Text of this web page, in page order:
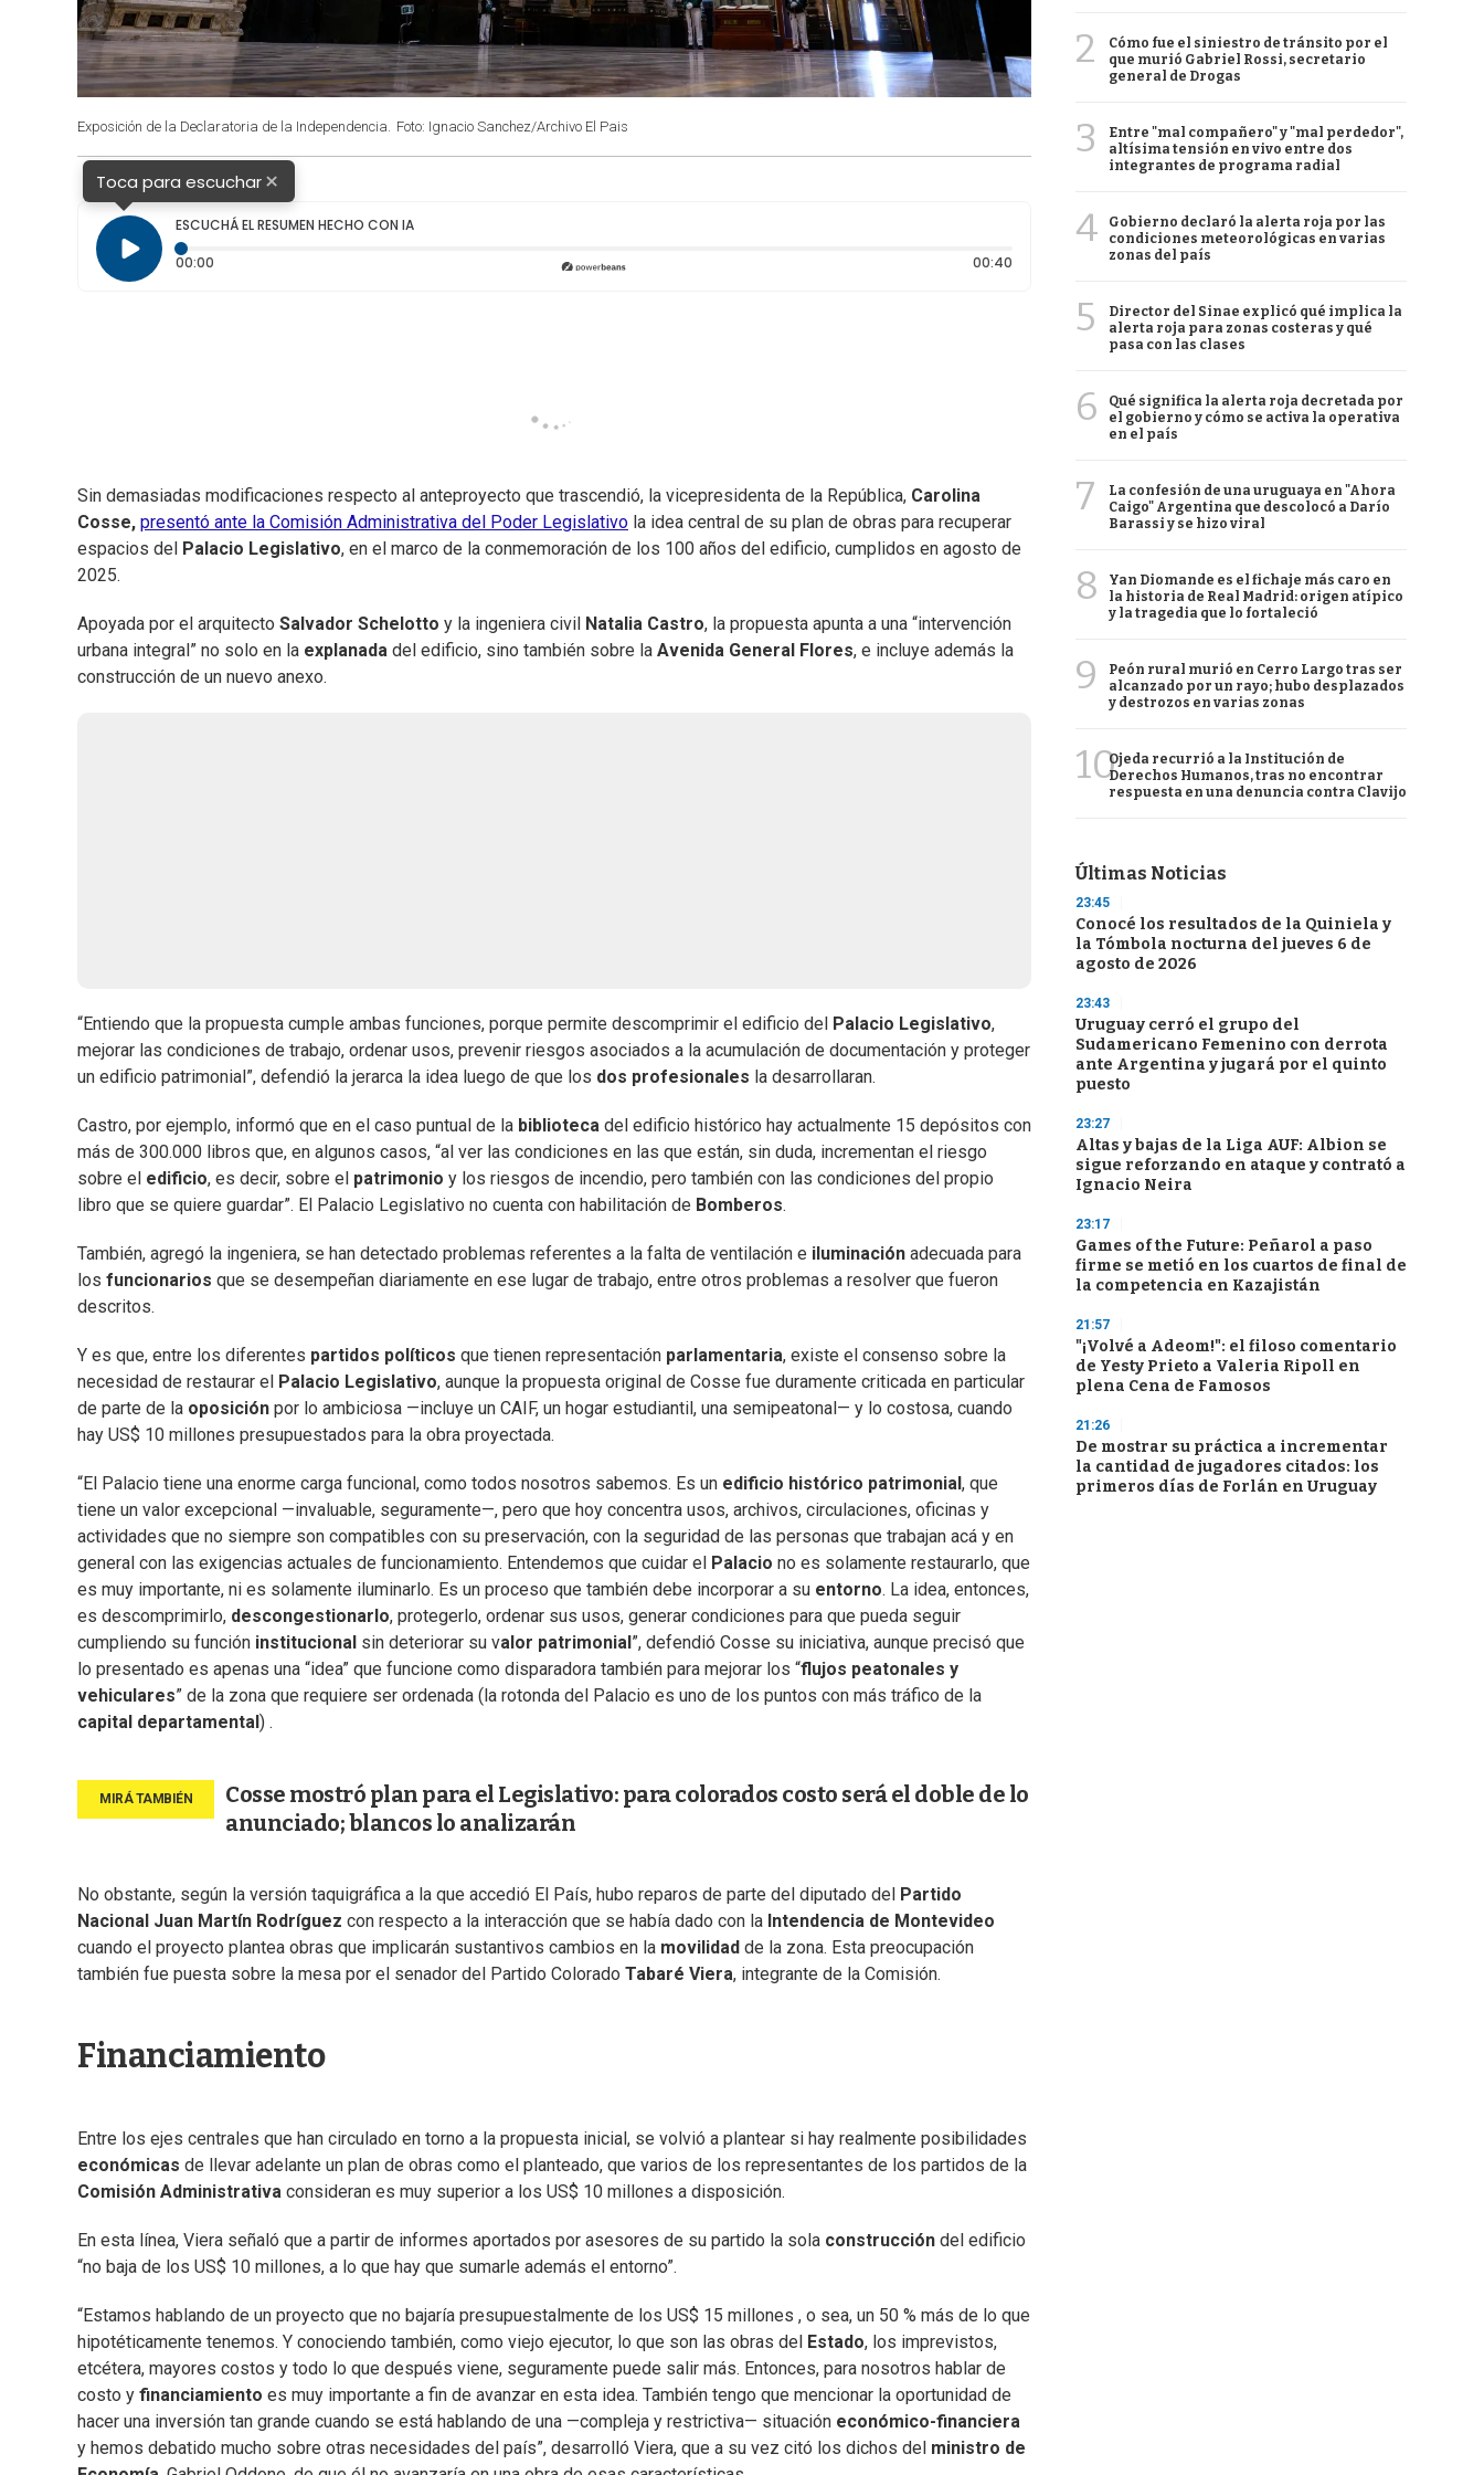
Exposición de la Declaratoria de la Independencia. Foto: Ignacio Sanchez/Archivo El Pais
Toca para escuchar×
ESCUCHÁ EL RESUMEN HECHO CON IA
00:00
00:40Duración: 40 segundos
Sin demasiadas modificaciones respecto al anteproyecto que trascendió, la vicepresidenta de la República, Carolina
Cosse, presentó ante la Comisión Administrativa del Poder Legislativo la idea central de su plan de obras para recuperar
espacios del
Palacio Legislativo, en el marco de la conmemoración de los 100 años del edificio, cumplidos en agosto de
2025.
Apoyada por el arquitecto Salvador Schelotto y la ingeniera civil Natalia Castro, la propuesta apunta a una “intervención
urbana integral” no solo en la explanada del edificio, sino también sobre la Avenida General Flores, e incluye además la
construcción de un nuevo anexo.
“Entiendo que la propuesta cumple ambas funciones, porque permite descomprimir el edificio del Palacio Legislativo,
mejorar las condiciones de trabajo, ordenar usos, prevenir riesgos asociados a la acumulación de documentación y proteger
un edificio patrimonial”, defendió la jerarca la idea luego de que los dos profesionales la desarrollaran.
Castro, por ejemplo, informó que en el caso puntual de la biblioteca del edificio histórico hay actualmente 15 depósitos con
más de 300.000 libros que, en algunos casos, “al ver las condiciones en las que están, sin duda, incrementan el riesgo
sobre el edificio, es decir, sobre el patrimonio y los riesgos de incendio, pero también con las condiciones del propio
libro que se quiere guardar”. El Palacio Legislativo no cuenta con habilitación de Bomberos.
También, agregó la ingeniera, se han detectado problemas referentes a la falta de ventilación e iluminación adecuada para
los funcionarios que se desempeñan diariamente en ese lugar de trabajo, entre otros problemas a resolver que fueron
descritos.
Y es que, entre los diferentes partidos políticos que tienen representación parlamentaria, existe el consenso sobre la
necesidad de restaurar el
Palacio Legislativo, aunque la propuesta original de Cosse fue duramente criticada en particular
de parte de la oposición por lo ambiciosa —incluye un CAIF, un hogar estudiantil, una semipeatonal— y lo costosa, cuando
hay US$ 10 millones presupuestados para la obra proyectada.
“El Palacio tiene una enorme carga funcional, como todos nosotros sabemos. Es un edificio histórico patrimonial , que
tiene un valor excepcional —invaluable, seguramente—, pero que hoy concentra usos, archivos, circulaciones, oficinas y
actividades que no siempre son compatibles con su preservación, con la seguridad de las personas que trabajan acá y en
general con las exigencias actuales de funcionamiento. Entendemos que cuidar el
Palacio no es solamente restaurarlo, que
es muy importante, ni es solamente iluminarlo. Es un proceso que también debe incorporar a su entorno. La idea, entonces,
es descomprimirlo, descongestionarlo, protegerlo, ordenar sus usos, generar condiciones para que pueda seguir
cumpliendo su función institucional sin deteriorar su valor patrimonial ”, defendió Cosse su iniciativa, aunque precisó que
lo presentado es apenas una “idea” que funcione como disparadora también para mejorar los “flujos peatonales y
vehiculares” de la zona que requiere ser ordenada (la rotonda del Palacio es uno de los puntos con más tráfico de la
capital departamental ) .
Cosse mostró plan para el Legislativo: para colorados costo será el doble de lo
anunciado; blancos lo analizarán
No obstante, según la versión taquigráfica a la que accedió El País, hubo reparos de parte del diputado del
Partido
Nacional Juan Martín Rodríguez con respecto a la interacción que se había dado con la Intendencia de Montevideo
cuando el proyecto plantea obras que implicarán sustantivos cambios en la movilidad de la zona. Esta preocupación
también fue puesta sobre la mesa por el senador del Partido Colorado Tabaré Viera, integrante de la Comisión.
Financiamiento
Entre los ejes centrales que han circulado en torno a la propuesta inicial, se volvió a plantear si hay realmente posibilidades
económicas de llevar adelante un plan de obras como el planteado, que varios de los representantes de los partidos de la
Comisión Administrativa consideran es muy superior a los US$ 10 millones a disposición.
En esta línea, Viera señaló que a partir de informes aportados por asesores de su partido la sola construcción del edificio
“no baja de los US$ 10 millones, a lo que hay que sumarle además el entorno”.
“Estamos hablando de un proyecto que no bajaría presupuestalmente de los US$ 15 millones , o sea, un 50 % más de lo que
hipotéticamente tenemos. Y conociendo también, como viejo ejecutor, lo que son las obras del
Estado, los imprevistos,
etcétera, mayores costos y todo lo que después viene, seguramente puede salir más. Entonces, para nosotros hablar de
costo y financiamiento es muy importante a fin de avanzar en esta idea. También tengo que mencionar la oportunidad de
hacer una inversión tan grande cuando se está hablando de una —compleja y restrictiva— situación económico-financiera
y hemos debatido mucho sobre otras necesidades del país”, desarrolló Viera, que a su vez citó los dichos del ministro de
2
Cómo fue el siniestro de tránsito por el
que murió Gabriel Rossi, secretario
general de Drogas
3
Entre "mal compañero" y "mal perdedor",
altísima tensión en vivo entre dos
integrantes de programa radial
4
Gobierno declaró la alerta roja por las
condiciones meteorológicas en varias
zonas del país
5
Director del Sinae explicó qué implica la
alerta roja para zonas costeras y qué
pasa con las clases
6
Qué significa la alerta roja decretada por
el gobierno y cómo se activa la operativa
en el país
7
La confesión de una uruguaya en "Ahora
Caigo" Argentina que descolocó a Darío
Barassi y se hizo viral
8
Yan Diomande es el fichaje más caro en
la historia de Real Madrid: origen atípico
y la tragedia que lo fortaleció
9
Peón rural murió en Cerro Largo tras ser
alcanzado por un rayo; hubo desplazados
y destrozos en varias zonas
10Ojeda recurrió a la Institución de
Derechos Humanos, tras no encontrar
respuesta en una denuncia contra Clavijo
Últimas Noticias
23:45
Conocé los resultados de la Quiniela y
la Tómbola nocturna del jueves 6 de
agosto de 2026
23:43
Uruguay cerró el grupo del
Sudamericano Femenino con derrota
ante Argentina y jugará por el quinto
puesto
23:27
Altas y bajas de la Liga AUF: Albion se
sigue reforzando en ataque y contrató a
Ignacio Neira
23:17
Games of the Future: Peñarol a paso
firme se metió en los cuartos de final de
la competencia en Kazajistán
21:57
"¡Volvé a Adeom!": el filoso comentario
de Yesty Prieto a Valeria Ripoll en
plena Cena de Famosos
21:26
De mostrar su práctica a incrementar
la cantidad de jugadores citados: los
primeros días de Forlán en Uruguay